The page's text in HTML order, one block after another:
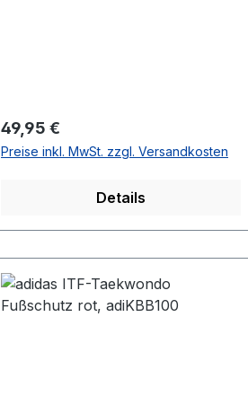
Regulärer Preis:
49,95 €
Preise inkl. MwSt. zzgl. Versandkosten
Details